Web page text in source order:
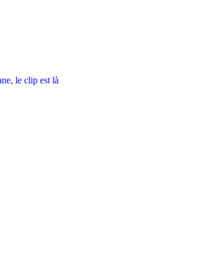
le clip est là